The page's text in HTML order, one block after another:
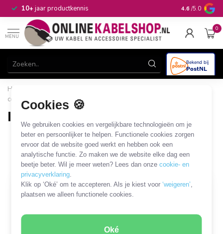
Cookies 🍪
We gebruiken cookies en vergelijkbare technologieën om je
beter en persoonlijker te helpen. Functionele cookies zorgen
ervoor dat de website goed werkt en hebben ook een
analytische functie. Zo maken we de website elke dag een
beetje beter. Wil je meer weten? Lees dan onzecookie- en
privacyverklaring
Klik op ‘Oké’ om te accepteren. Als je kiest voor‘weigeren’
plaatsen we alleen functionele cookies.
Oké
10+jaar productkennis 4.6 /5.0
MENU
0
Home
coaxkabels en adapters
IEC - MCX kabels en adapters
2 PRODUCTEN
Filters SORTEER OP